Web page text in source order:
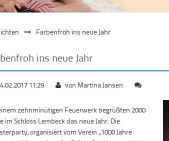
Farbenfroh ins neue Jahr
ins neue Jahr
11:29 von Martina Jansen
zehnminütigen Feuerwerk begrüßten 2000
im Schloss Lembeck das neue Jahr. Die
organisiert vom Verein „1000 Jahre